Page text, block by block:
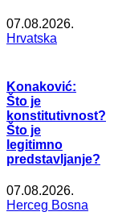
07.08.2026.
Hrvatska
Konaković:
Što je
konstitutivnost?
Što je
legitimno
predstavljanje?
07.08.2026.
Herceg Bosna